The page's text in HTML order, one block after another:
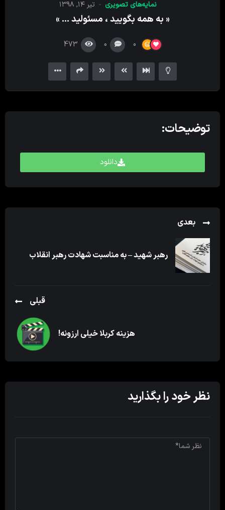
نمایه‌های تصویری تیر ۱۴, ۱۳۹۸
« به همه بگویید ، مسئولید … »
0
0
473
توضیحات:
دانلود
بعدی
رهبر شهید – به مناسبت شهادت رهبر انقلاب
قبلی
هزینه کربلا خیلی ارزونه!
نظر خود را بگذارید